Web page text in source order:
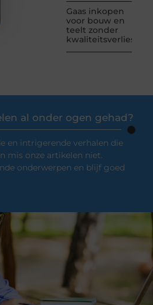
Gaas inkopen
voor bouw en
teelt zonder
kwaliteitsverlies
al onder ogen gehad?
en intrigerende verhalen die
mis onze artikelen niet.
onderwerpen en blijf goed